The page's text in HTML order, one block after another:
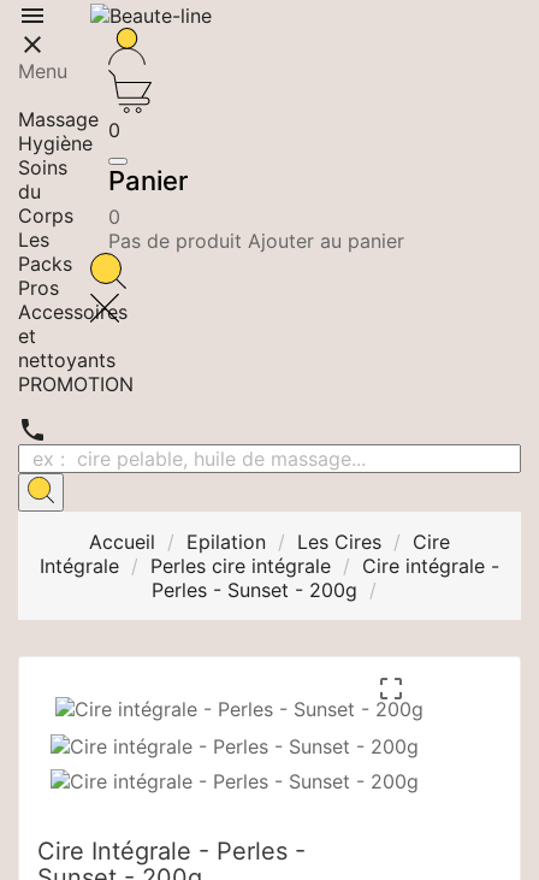


Menu
Massage
Hygiène
Soins
du
Corps
Les
Packs
Pros
Accessoires
et
nettoyants
PROMOTION

0
Panier
0
Pas de produit Ajouter au panier
Accueil Epilation Les Cires
Cire
Intégrale
Perles cire intégrale
Cire intégrale -
Perles - Sunset - 200g

Cire Intégrale - Perles -